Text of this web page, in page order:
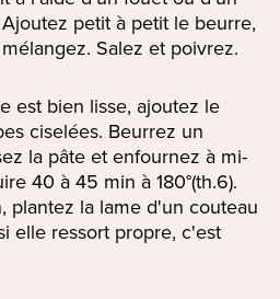
petit à petit le beurre,
Salez et poivrez.
est bien lisse, ajoutez le
ciselées. Beurrez un
la pâte et enfournez à mi-
40 à 45 min à 180°(th.6).
plantez la lame d'un couteau
elle ressort propre, c'est